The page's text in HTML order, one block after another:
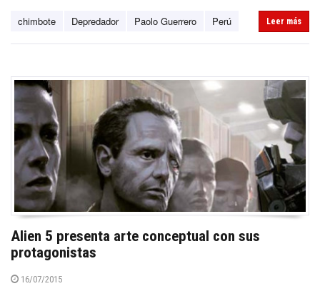
chimbote Depredador Paolo Guerrero Perú Leer más
Alien 5 presenta arte conceptual con sus
protagonistas
16/07/2015